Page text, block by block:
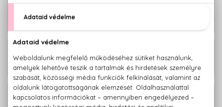
BIO
Marokkói Argánolaj Hajkondicionáló
Marokkói Argánolaj Öregedésgátló
arcápoló olaj 30 ml
7.000 Ft
Marokkói Argánolaj Regeneráló
4.050 Ft